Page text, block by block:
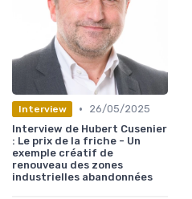
Interview •
26/05/2025
Interview de Hubert Cusenier
: Le prix de la friche - Un
exemple créatif de
renouveau des zones
industrielles abandonnées